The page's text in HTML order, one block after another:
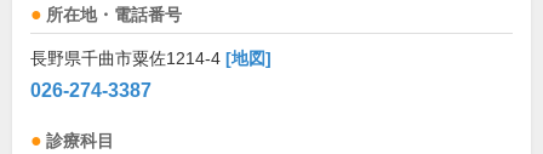
所在地・電話番号
長野県千曲市粟佐1214-4 [地図]
026-274-3387
診療科目